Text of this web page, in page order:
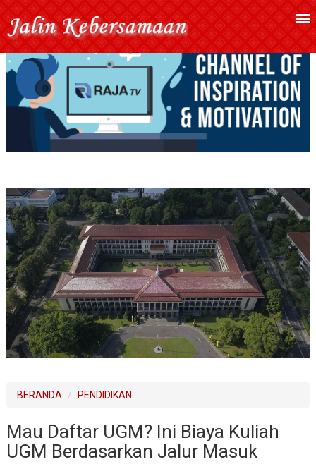
BERANDA PENDIDIKAN
Mau Daftar UGM? Ini Biaya Kuliah
UGM Berdasarkan Jalur Masuk